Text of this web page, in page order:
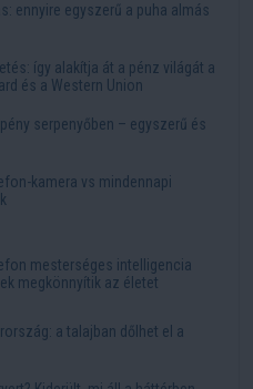
ennyire egyszerű a puha almás
így alakítja át a pénz világát a
és a Western Union
serpenyőben – egyszerű és
kamera vs mindennapi
mesterséges intelligencia
megkönnyítik az életet
a talajban dőlhet el a